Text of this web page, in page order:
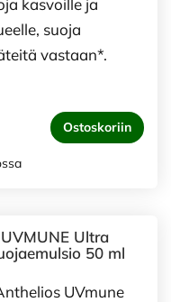
kasvoille ja
suoja
vastaan*.
Ostoskoriin
Ultra
50 ml
UVmune